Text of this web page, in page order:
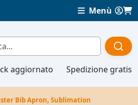
Menù
aggiornato Spedizione gratis
Bib Apron, Sublimation